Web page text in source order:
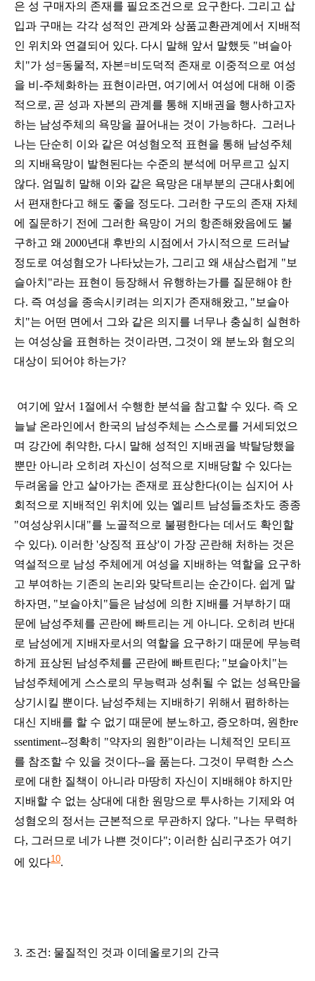
은 성 구매자의 존재를 필요조건으로 요구한다. 그리고 삽
입과 구매는 각각 성적인 관계와 상품교환관계에서 지배적
인 위치와 연결되어 있다. 다시 말해 앞서 말했듯 "벼슬아
치"가 성=동물적, 자본=비도덕적 존재로 이중적으로 여성
을 비-주체화하는 표현이라면, 여기에서 여성에 대해 이중
적으로, 곧 성과 자본의 관계를 통해 지배권을 행사하고자
하는 남성주체의 욕망을 끌어내는 것이 가능하다.
그러나
나는 단순히 이와 같은 여성혐오적 표현을 통해 남성주체
의 지배욕망이 발현된다는 수준의 분석에 머무르고 싶지
않다. 엄밀히 말해 이와 같은 욕망은 대부분의 근대사회에
서 편재한다고 해도 좋을 정도다. 그러한 구도의 존재 자체
에 질문하기 전에 그러한 욕망이 거의 항존해왔음에도 불
구하고 왜 2000년대 후반의 시점에서 가시적으로 드러날
정도로 여성혐오가 나타났는가, 그리고 왜 새삼스럽게 "보
슬아치"라는 표현이 등장해서 유행하는가를 질문해야 한
다. 즉 여성을 종속시키려는 의지가 존재해왔고, "보슬아
치"는 어떤 면에서 그와 같은 의지를 너무나 충실히 실현하
는 여성상을 표현하는 것이라면, 그것이 왜 분노와 혐오의
대상이 되어야 하는가?
여기에 앞서 1절에서 수행한 분석을 참고할 수 있다. 즉 오
늘날 온라인에서 한국의 남성주체는 스스로를 거세되었으
며 강간에 취약한, 다시 말해 성적인 지배권을 박탈당했을
뿐만 아니라 오히려 자신이 성적으로 지배당할 수 있다는
두려움을 안고 살아가는 존재로 표상한다(이는 심지어 사
회적으로 지배적인 위치에 있는 엘리트 남성들조차도 종종
"여성상위시대"를 노골적으로 불평한다는 데서도 확인할
수 있다). 이러한 '상징적 표상'이 가장 곤란해 처하는 것은
역설적으로 남성 주체에게 여성을 지배하는 역할을 요구하
고 부여하는 기존의 논리와 맞닥트리는 순간이다. 쉽게 말
하자면, "보슬아치"들은 남성에 의한 지배를 거부하기 때
문에 남성주체를 곤란에 빠트리는 게 아니다. 오히려 반대
로 남성에게 지배자로서의 역할을 요구하기 때문에 무능력
하게 표상된 남성주체를 곤란에 빠트린다; "보슬아치"는
남성주체에게 스스로의 무능력과 성취될 수 없는 성욕만을
상기시킬 뿐이다. 남성주체는 지배하기 위해서 폄하하는
대신 지배를 할 수 없기 때문에 분노하고, 증오하며, 원한re
ssentiment--정확히 "약자의 원한"이라는 니체적인 모티프
를 참조할 수 있을 것이다--을 품는다. 그것이 무력한 스스
로에 대한 질책이 아니라 마땅히 자신이 지배해야 하지만
지배할 수 없는 상대에 대한 원망으로 투사하는 기제와 여
성혐오의 정서는 근본적으로 무관하지 않다. "나는 무력하
다, 그러므로 네가 나쁜 것이다"; 이러한 심리구조가 여기
에 있다10.
3. 조건: 물질적인 것과 이데올로기의 간극